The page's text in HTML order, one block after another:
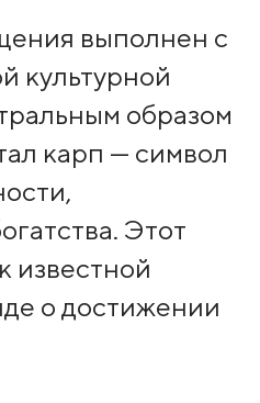
выполнен с
культурной
образом
карп — символ
Этот
известной
о достижении